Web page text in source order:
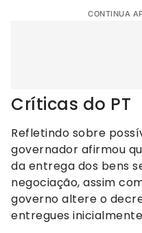
CONTINUA
Críticas do PT
Refletindo sobre
governador afirmou
da entrega dos bens
negociação, assim
governo altere o
entregues